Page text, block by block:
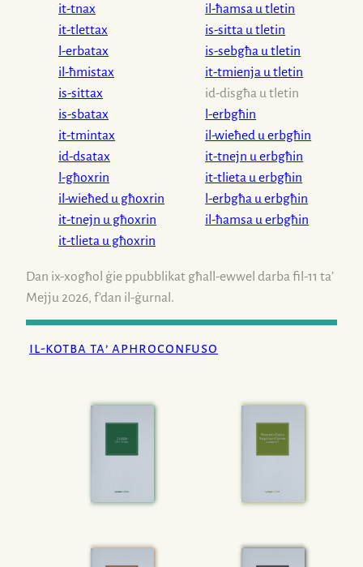
it-tnax
it-tlettax
l-erbatax
il-ħmistax
is-sittax
is-sbatax
it-tmintax
id-dsatax
l-għoxrin
il-wieħed u għoxrin
it-tnejn u għoxrin
it-tlieta u għoxrin
il-ħamsa u tletin
is-sitta u tletin
is-sebgħa u tletin
it-tmienja u tletin
id-disgħa u tletin
l-erbgħin
il-wieħed u erbgħin
it-tnejn u erbgħin
it-tlieta u erbgħin
l-erbgħa u erbgħin
il-ħamsa u erbgħin
Dan ix-xogħol ġie ppubblikat għall-ewwel darba fil-11 ta’
Mejju 2026, f’dan il-ġurnal .
il-kotba ta’ aphroconfuso